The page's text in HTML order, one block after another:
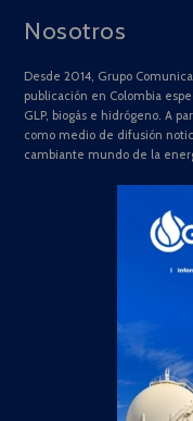
Nosotros
Desde 2014, Grupo
publicación en Colombia
GLP, biogás e hidrógeno. A
como medio de difusión
cambiante mundo de la